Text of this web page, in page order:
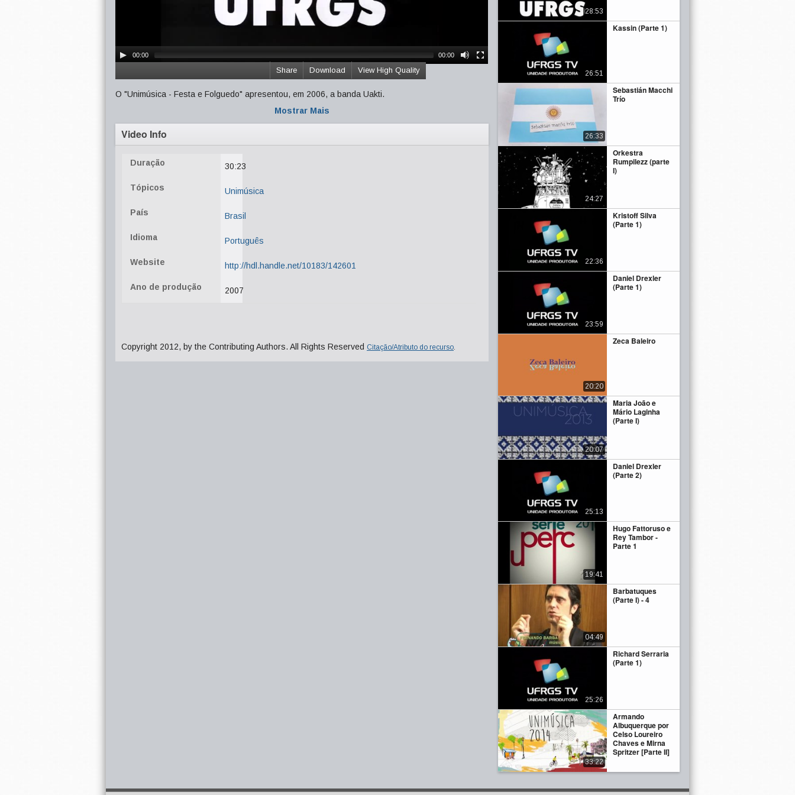
00:00 00:00
View High Quality
Download
Share
O "Unimúsica - Festa e Folguedo" apresentou, em 2006, a banda Uakti.
Mostrar Mais
Video Info
Duração 30:23
Tópicos Unimúsica
País Brasil
Idioma Português
Website http://hdl.handle.net/10183/142601
Ano de produção 2007
Copyright 2012, by the Contributing Authors. All Rights Reserved Citação/Atributo do recurso.
28:53
Kassin (Parte 1)
26:51
Sebastián Macchi
Trío
26:33
Orkestra
Rumpilezz (parte
I)
24:27
Kristoff Silva
(Parte 1)
22:36
Daniel Drexler
(Parte 1)
23:59
Zeca Baleiro
20:20
Maria João e
Mário Laginha
(Parte I)
20:07
Daniel Drexler
(Parte 2)
25:13
Hugo Fattoruso e
Rey Tambor -
Parte 1
19:41
Barbatuques
(Parte I) - 4
04:49
Richard Serraria
(Parte 1)
25:26
Armando
Albuquerque por
Celso Loureiro
Chaves e Mirna
Spritzer [Parte II]
33:22